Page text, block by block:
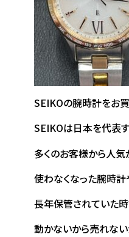
SEIKOの腕時計をお
SEIKOは日本を代表す
多くのお客様から人気
使わなくなった腕時
長年保管されていた
動かないから売れな